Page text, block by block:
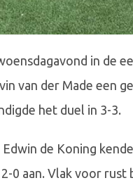
in de
van der Made een
het duel in 3-3.
de Koning
0 aan. Vlak voor